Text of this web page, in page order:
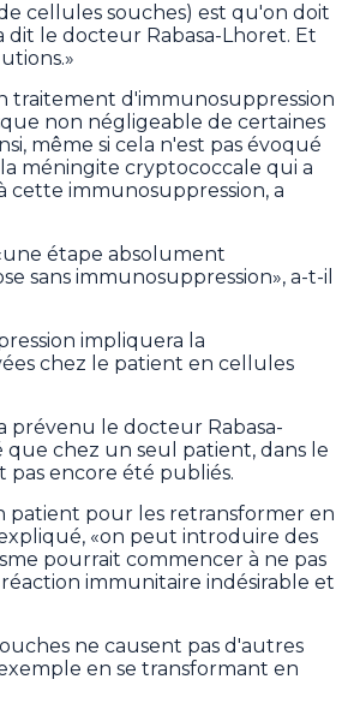
cellules souches) est qu'on doit
le docteur Rabasa-Lhoret. Et
traitement d'immunosuppression
non négligeable de certaines
même si cela n'est pas évoqué
méningite cryptococcale qui a
cette immunosuppression, a
étape absolument
sans immunosuppression», a-t-il
impliquera la
chez le patient en cellules
prévenu le docteur Rabasa-
que chez un seul patient, dans le
encore été publiés.
patient pour les retransformer en
«on peut introduire des
pourrait commencer à ne pas
immunitaire indésirable et
ne causent pas d'autres
en se transformant en